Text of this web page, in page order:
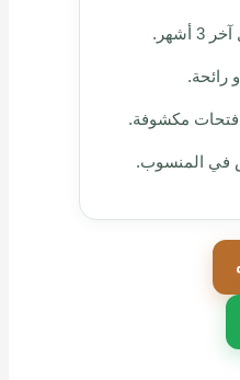
رائحة.
فتحات مكشوفة.
في المنسوب.